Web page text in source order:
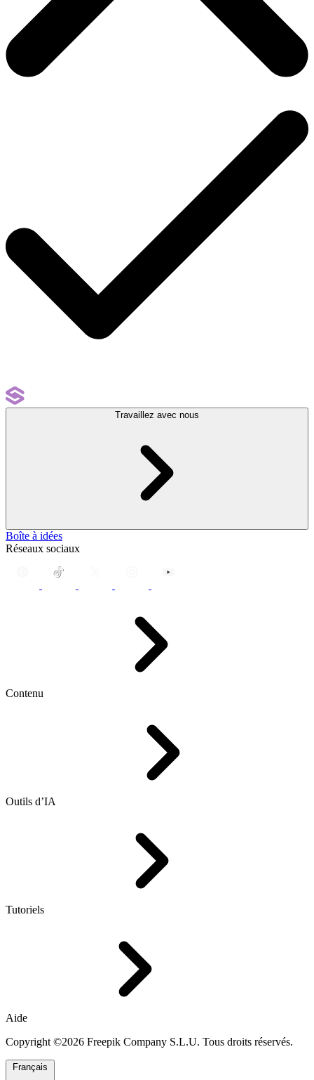
Travaillez avec nous
Boîte à idées
Réseaux sociaux
Contenu
Outils d’IA
Tutoriels
Aide
Copyright ©2026 Freepik Company S.L.U. Tous droits réservés.
Français